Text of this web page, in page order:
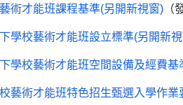
術才能班課程基準(另開新視窗) （
學校藝術才能班設立標準(另開新
學校藝術才能班空間設備及經費基
藝術才能班特色招生甄選入學作業